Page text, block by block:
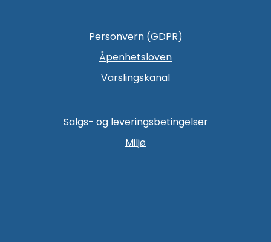
Personvern (GDPR)
Åpenhetsloven
Varslingskanal
Salgs- og leveringsbetingelser
Miljø